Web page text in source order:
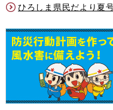
ひろしま県民だより夏